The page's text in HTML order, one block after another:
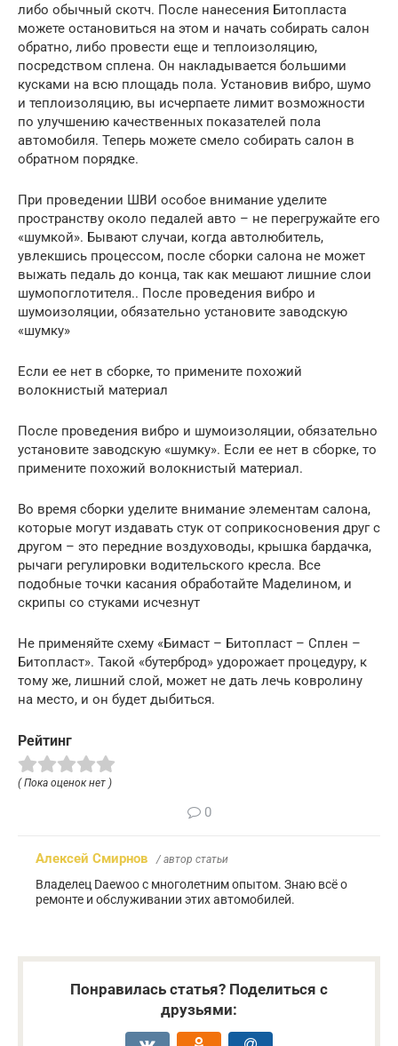
либо обычный скотч. После нанесения Битопласта
можете остановиться на этом и начать собирать салон
обратно, либо провести еще и теплоизоляцию,
посредством сплена. Он накладывается большими
кусками на всю площадь пола. Установив вибро, шумо
и теплоизоляцию, вы исчерпаете лимит возможности
по улучшению качественных показателей пола
автомобиля. Теперь можете смело собирать салон в
обратном порядке.
При проведении ШВИ особое внимание уделите
пространству около педалей авто – не перегружайте его
«шумкой». Бывают случаи, когда автолюбитель,
увлекшись процессом, после сборки салона не может
выжать педаль до конца, так как мешают лишние слои
шумопоглотителя.. После проведения вибро и
шумоизоляции, обязательно установите заводскую
«шумку»
Если ее нет в сборке, то примените похожий
волокнистый материал
После проведения вибро и шумоизоляции, обязательно
установите заводскую «шумку». Если ее нет в сборке, то
примените похожий волокнистый материал.
Во время сборки уделите внимание элементам салона,
которые могут издавать стук от соприкосновения друг с
другом – это передние воздуховоды, крышка бардачка,
рычаги регулировки водительского кресла. Все
подобные точки касания обработайте Маделином, и
скрипы со стуками исчезнут
Не применяйте схему «Бимаст – Битопласт – Сплен –
Битопласт». Такой «бутерброд» удорожает процедуру, к
тому же, лишний слой, может не дать лечь ковролину
на место, и он будет дыбиться.
Рейтинг
( Пока оценок нет )
0
Алексей Смирнов / автор статьи
Владелец Daewoo с многолетним опытом. Знаю всё о
ремонте и обслуживании этих автомобилей.
Понравилась статья? Поделиться с
друзьями: